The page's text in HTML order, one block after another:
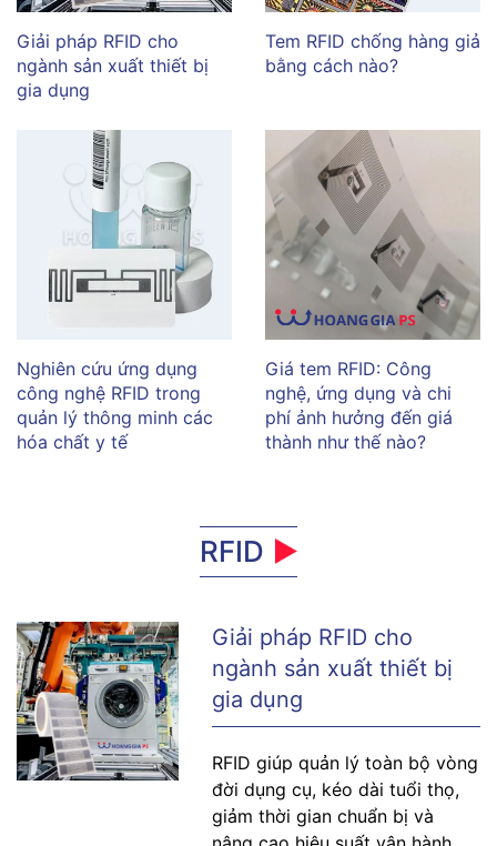
Giải pháp RFID cho
ngành sản xuất thiết bị
gia dụng
Tem RFID chống hàng giả
bằng cách nào?
Nghiên cứu ứng dụng
công nghệ RFID trong
quản lý thông minh các
hóa chất y tế
Giá tem RFID: Công
nghệ, ứng dụng và chi
phí ảnh hưởng đến giá
thành như thế nào?
RFID
Giải pháp RFID cho
ngành sản xuất thiết bị
gia dụng
RFID giúp quản lý toàn bộ vòng
đời dụng cụ, kéo dài tuổi thọ,
giảm thời gian chuẩn bị và